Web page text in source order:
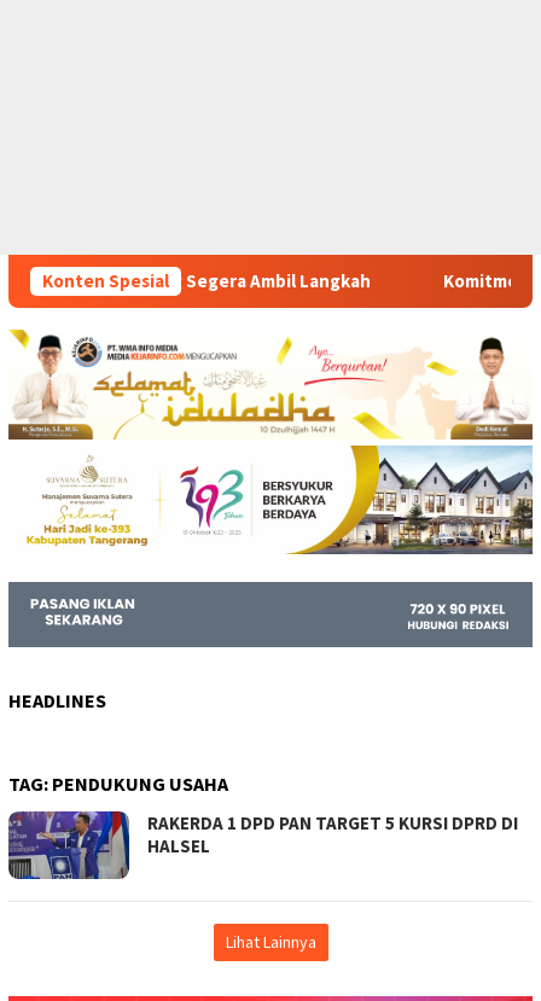
Konten Spesial
Langkah Komitmen Polsek Tigaraksa Tindak
HEADLINES
TAG: PENDUKUNG USAHA
RAKERDA 1 DPD PAN TARGET 5 KURSI DPRD DI
HALSEL
Lihat Lainnya